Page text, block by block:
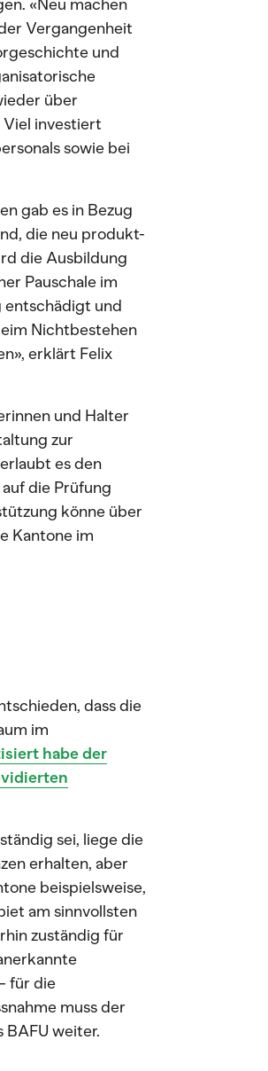
«Neu machen
Vergangenheit
und
über
investiert
sowie bei
gab es in Bezug
die neu produkt-
die Ausbildung
Pauschale im
entschädigt und
Nichtbestehen
erklärt Felix
und Halter
zur
es den
die Prüfung
könne über
Kantone im
dass die
im
habe der
sei, liege die
erhalten, aber
beispielsweise,
am sinnvollsten
zuständig für
für die
muss der
BAFU weiter.